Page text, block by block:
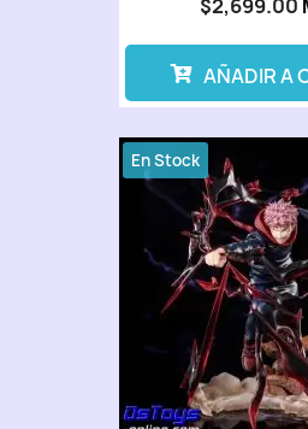
$2,699.00
AÑADIR A
En Stock